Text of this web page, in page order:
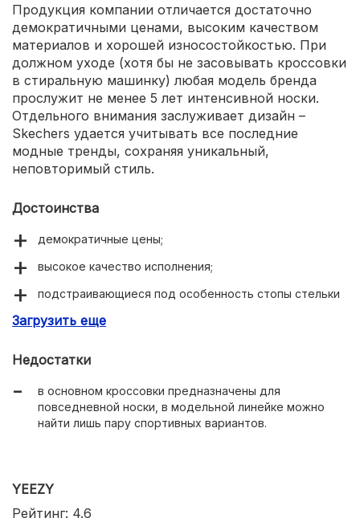
Продукция компании отличается достаточно
демократичными ценами, высоким качеством
материалов и хорошей износостойкостью. При
должном уходе (хотя бы не засовывать кроссовки
в стиральную машинку) любая модель бренда
прослужит не менее 5 лет интенсивной носки.
Отдельного внимания заслуживает дизайн –
Skechers удается учитывать все последние
модные тренды, сохраняя уникальный,
неповторимый стиль.
Достоинства
демократичные цены;
высокое качество исполнения;
подстраивающиеся под особенность стопы стельки
ярко выраженный стиль бренда.
Загрузить еще
Недостатки
в основном кроссовки предназначены для
повседневной носки, в модельной линейке можно
найти лишь пару спортивных вариантов.
YEEZY
Рейтинг: 4.6